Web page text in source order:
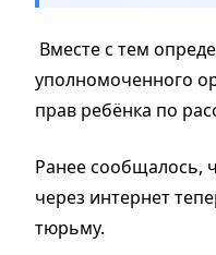
Вместе с тем
уполномоченного
прав ребёнка по
Ранее сообщалось,
через интернет
тюрьму.